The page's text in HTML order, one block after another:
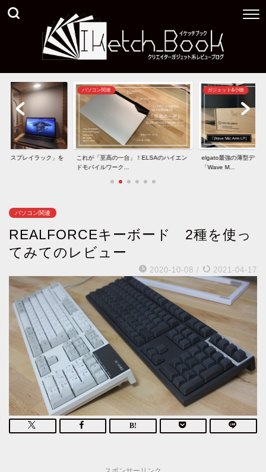
」！ELSAのハイエン
ガジェット&小物
elgato最強の薄型デザインマイクアーム
「Wave M...
ガジェット&小物
40インチ型5K2Kモニ
と「U40...
パソコン関連
REALFORCEキーボード 2種を使っ
てみてのレビュー
2020-10-08 / 2021-04-17